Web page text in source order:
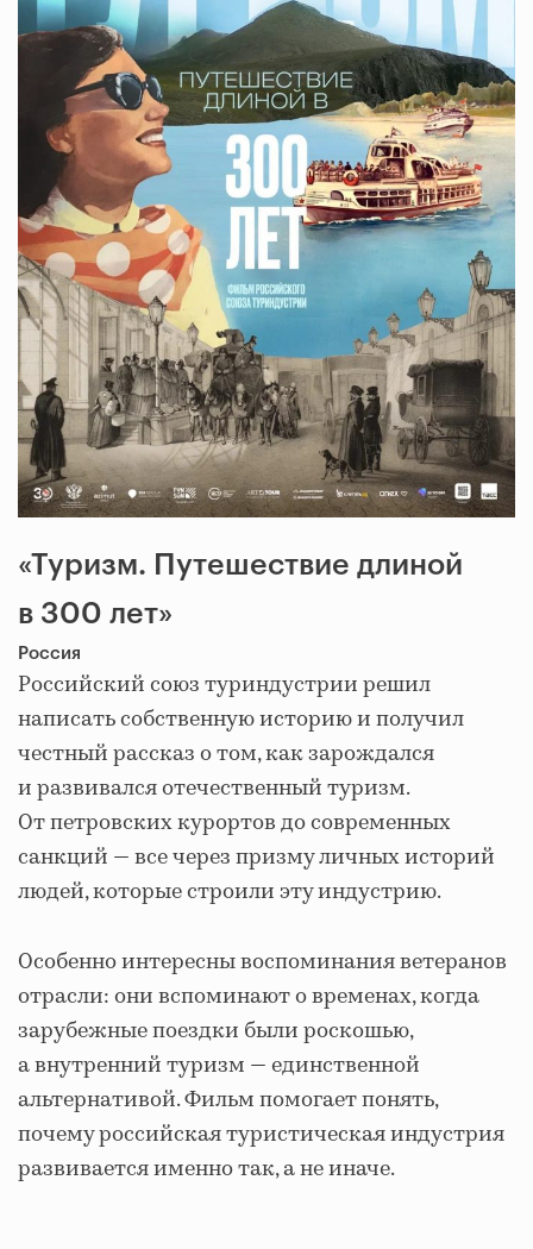
«Туризм. Путешествие длиной
в 300 лет»
Россия
Российский союз туриндустрии решил
написать собственную историю и получил
честный рассказ о том, как зарождался
и развивался отечественный туризм.
От петровских курортов до современных
санкций — все через призму личных историй
людей, которые строили эту индустрию.
Особенно интересны воспоминания ветеранов
отрасли: они вспоминают о временах, когда
зарубежные поездки были роскошью,
а внутренний туризм — единственной
альтернативой. Фильм помогает понять,
почему российская туристическая индустрия
развивается именно так, а не иначе.